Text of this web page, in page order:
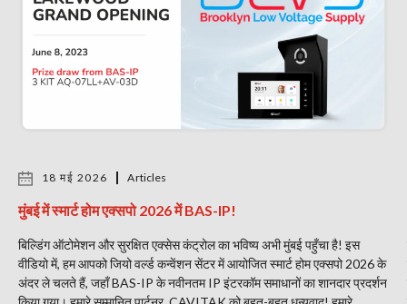
18 मई 2026 Articles
मुंबई में स्मार्ट होम एक्सपो 2026 में BAS-IP!
बिल्डिंग ऑटोमेशन और सुरक्षित एक्सेस कंट्रोल का भविष्य अभी मुंबई पहुँचा है! इस
वीडियो में, हम आपको जियो वर्ल्ड कन्वेंशन सेंटर में आयोजित स्मार्ट होम एक्सपो 2026 के
अंदर ले चलते हैं, जहाँ BAS-IP के नवीनतम IP इंटरकॉम समाधानों का शानदार प्रदर्शन